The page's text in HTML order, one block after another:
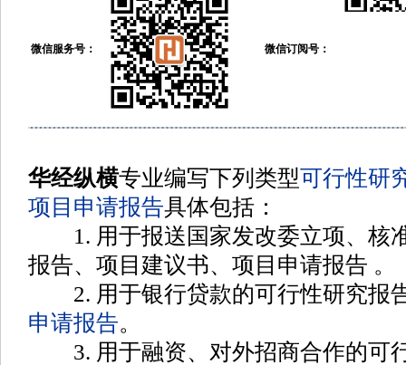
微信服务号： 微信订阅号：
华经纵横专业编写下列类型可行性研
项目申请报告具体包括 ：
1. 用于报送国家发改委立项、核
报告、项目建议书、项目申请报告 。
2. 用于银行贷款的可行性研究报
申请报告。
3. 用于融资、对外招商合作的可